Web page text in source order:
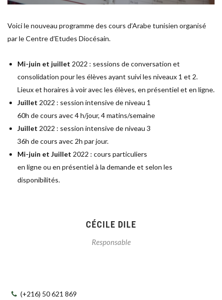
Voici le nouveau programme des cours d’Arabe tunisien organisé
par le Centre d’Etudes Diocésain.
Mi-juin et juillet 2022 : sessions de conversation et
consolidation pour les élèves ayant suiviles niveaux 1 et 2.
Lieux et horaires à voir avec les élèves, en présentiel et en ligne.
Juillet 2022 : session intensive deniveau 1
60h de cours avec 4 h/jour, 4 matins/semaine
Juillet 2022 : session intensive deniveau 3
36h de cours avec 2h par jour.
Mi-juin et Juillet 2022 : cours particuliers
en ligne ou en présentiel à la demande et selon les
disponibilités.
CÉCILE DILE
Responsable
(+216) 50 621 869